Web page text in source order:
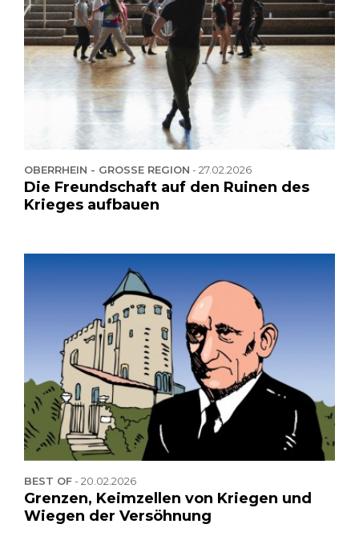
OBERRHEIN - GROSSE REGION -27.02.2026
Die Freundschaft auf den Ruinen des
Krieges aufbauen
BEST OF-20.02.2026
Grenzen, Keimzellen von Kriegen und
Wiegen der Versöhnung